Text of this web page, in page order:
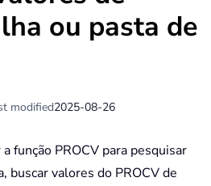
ou pasta de
modified2025-08-26
função PROCV para pesquisar
buscar valores do PROCV de